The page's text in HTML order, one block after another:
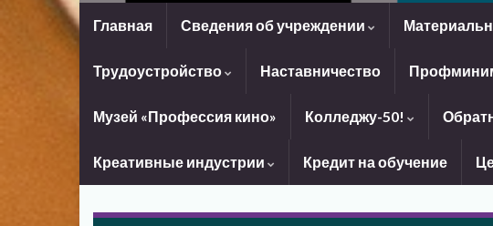
Главная Сведения об учреждении
Трудоустройство Наставничество
Музей «Профессия кино» Колледжу-50!
Креативные индустрии Кредит на обучение